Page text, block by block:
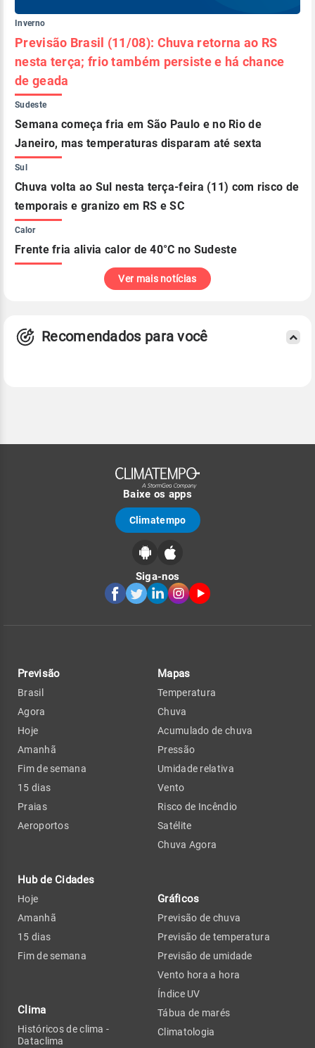
Inverno
Previsão Brasil (11/08): Chuva retorna ao RS
nesta terça; frio também persiste e há chance
de geada
Sudeste
Semana começa fria em São Paulo e no Rio de
Janeiro, mas temperaturas disparam até sexta
Sul
Chuva volta ao Sul nesta terça-feira (11) com risco de
temporais e granizo em RS e SC
Calor
Frente fria alivia calor de 40°C no Sudeste
Ver mais notícias
Recomendados para você
Baixe os apps
Climatempo
Siga-nos
Previsão
Brasil
Agora
Hoje
Amanhã
Fim de semana
15 dias
Praias
Aeroportos
Hub de Cidades
Hoje
Amanhã
15 dias
Fim de semana
Clima
Históricos de clima -
Dataclima
Mapas
Temperatura
Chuva
Acumulado de chuva
Pressão
Umidade relativa
Vento
Risco de Incêndio
Satélite
Chuva Agora
Gráficos
Previsão de chuva
Previsão de temperatura
Previsão de umidade
Vento hora a hora
Índice UV
Tábua de marés
Climatologia